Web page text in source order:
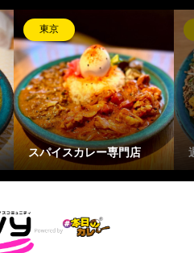
東京
スパイスカレー専門店